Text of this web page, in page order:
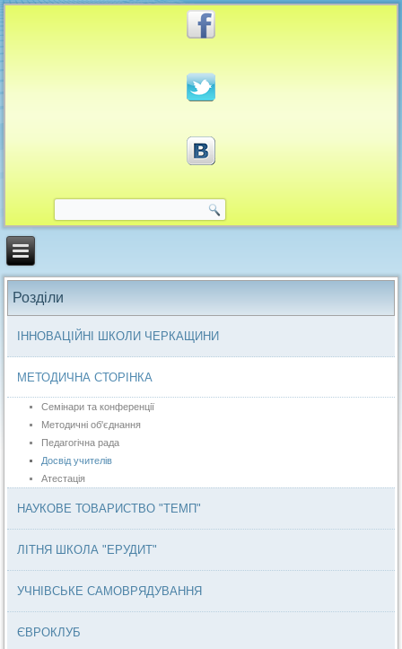
Розділи
ІННОВАЦІЙНІ ШКОЛИ ЧЕРКАЩИНИ
МЕТОДИЧНА СТОРІНКА
Семінари та конференції
Методичні об'єднання
Педагогічна рада
Досвід учителів
Атестація
НАУКОВЕ ТОВАРИСТВО "ТЕМП"
ЛІТНЯ ШКОЛА "ЕРУДИТ"
УЧНІВСЬКЕ САМОВРЯДУВАННЯ
ЄВРОКЛУБ